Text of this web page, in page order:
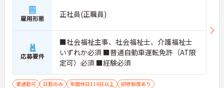
雇用形態 正社員(正職員)
応募要件
■社会福祉主事、社会福祉士、介護福祉士
いずれか必須 ■普通自動車運転免許（AT限
定可）必須 ■経験必須
車通勤可 日勤のみ 年間休日110日以上
研修制度あり